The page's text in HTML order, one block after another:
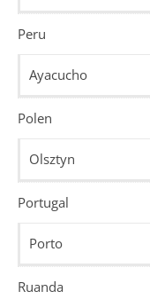
Peru
Ayacucho
Polen
Olsztyn
Portugal
Porto
Ruanda